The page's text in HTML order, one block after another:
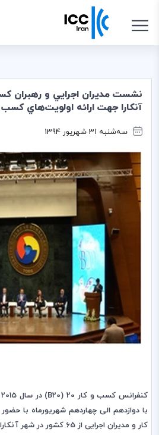
نشست مديران اجرايي و رهبران
آنكارا جهت ارائه اولويت‌هاي كسب و
سه‌شنبه 31 شهریور 1394
کنفرانس کسب و کار 20 (B20)
کارو مدیران اجرایی از 65 کشور در شهر آنکارا